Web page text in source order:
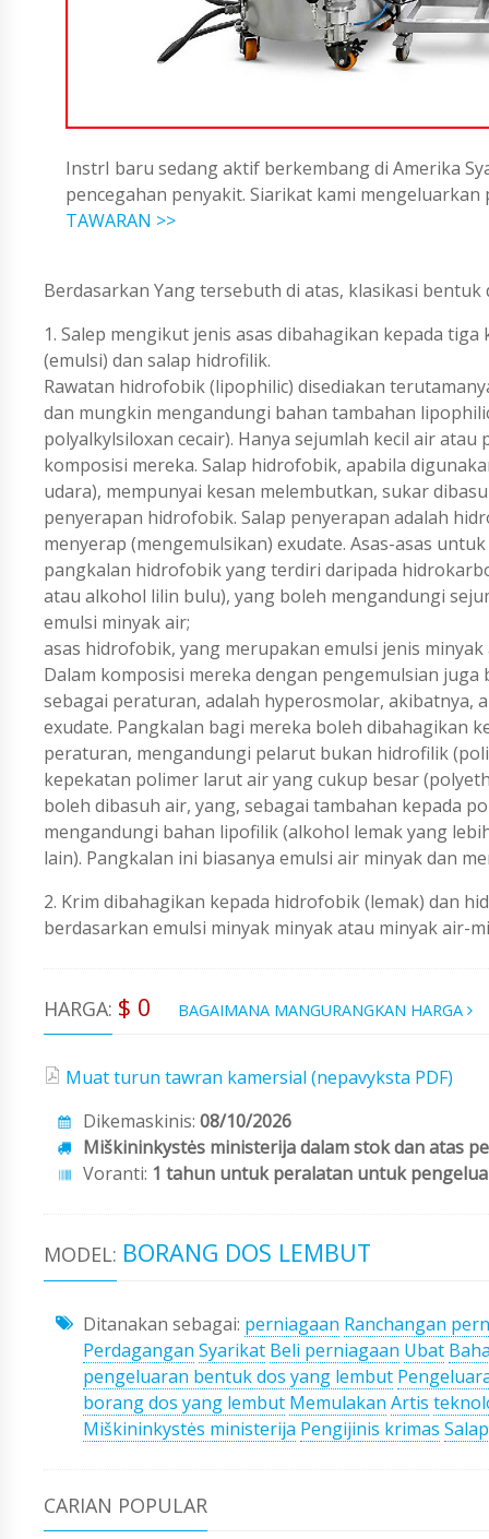
InstrI baru sedang aktif berkembang di Amerika
pencegahan penyakit. Siarikat kami
TAWARAN >>
Berdasarkan Yang tersebuth di atas, klasikasi bentuk
1. Salep mengikut jenis asas dibahagikan kepada
(emulsi) dan salap hidrofilik.
Rawatan hidrofobik (lipophilic) disediakan
dan mungkin mengandungi bahan tambahan
polyalkylsiloxan cecair). Hanya sejumlah kecil air
komposisi mereka. Salap hidrofobik, apabila
udara), mempunyai kesan melembutkan, sukar
penyerapan hidrofobik. Salap penyerapan adalah
menyerap (mengemulsikan) exudate. Asas-asas
pangkalan hidrofobik yang terdiri daripada
atau alkohol lilin bulu), yang boleh mengandungi
emulsi minyak air;
asas hidrofobik, yang merupakan emulsi jenis
Dalam komposisi mereka dengan pengemulsian
sebagai peraturan, adalah hyperosmolar, akibatnya,
exudate. Pangkalan bagi mereka boleh dibahagikan
peraturan, mengandungi pelarut bukan hidrofilik
kepekatan polimer larut air yang cukup besar
boleh dibasuh air, yang, sebagai tambahan kepada
mengandungi bahan lipofilik (alkohol lemak yang
lain). Pangkalan ini biasanya emulsi air minyak dan
2. Krim dibahagikan kepada hidrofobik (lemak) dan
berdasarkan emulsi minyak minyak atau minyak air-
HARGA: $ 0 BAGAIMANA MANGURANGKAN HARGA
Muat turun tawran kamersial (nepavyksta PDF)
Dikemaskinis: 08/10/2026
Miškininkystės ministerija dalam stok dan atas
Voranti: 1 tahun untuk peralatan untuk
MODEL: BORANG DOS LEMBUT
Ditanakan sebagai: perniagaan Ranchangan
Perdagangan Syarikat Beli perniagaan Ubat
pengeluaran bentuk dos yang lembut
borang dos yang lembut Memulakan Artis
Miškininkystės ministerija Pengijinis krimas
CARIAN POPULAR